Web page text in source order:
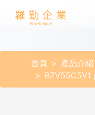
首頁 產品介紹
BZV55C5V1